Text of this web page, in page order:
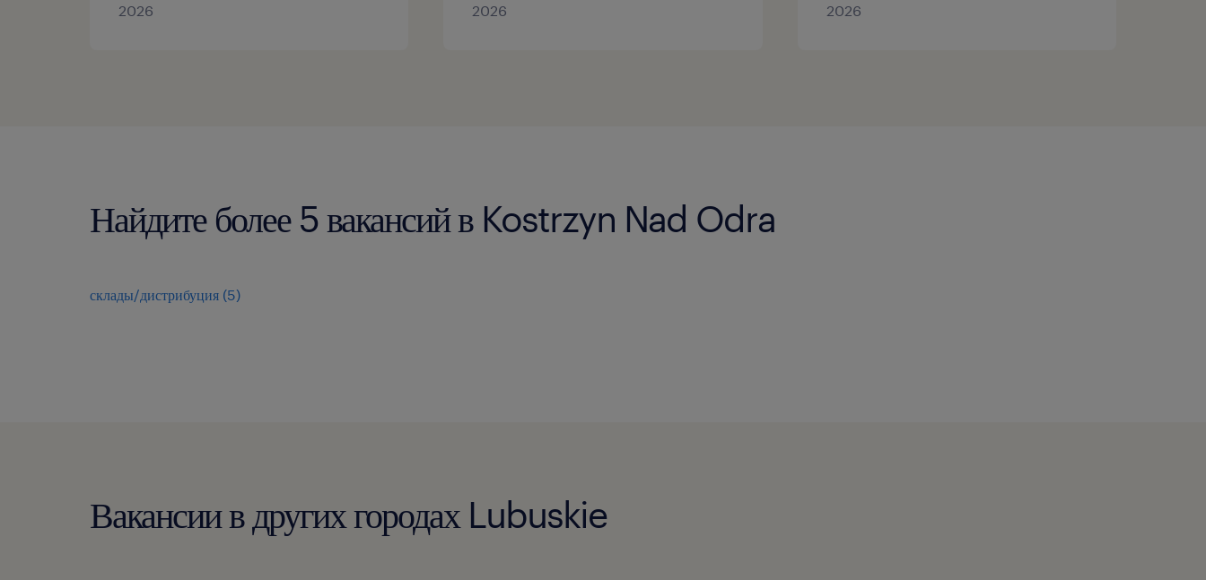
2026
2026
2026
Найдите более 5 вакансий в Kostrzyn Nad Odra
склады/дистрибуция (5)
Вакансии в других городах Lubuskie